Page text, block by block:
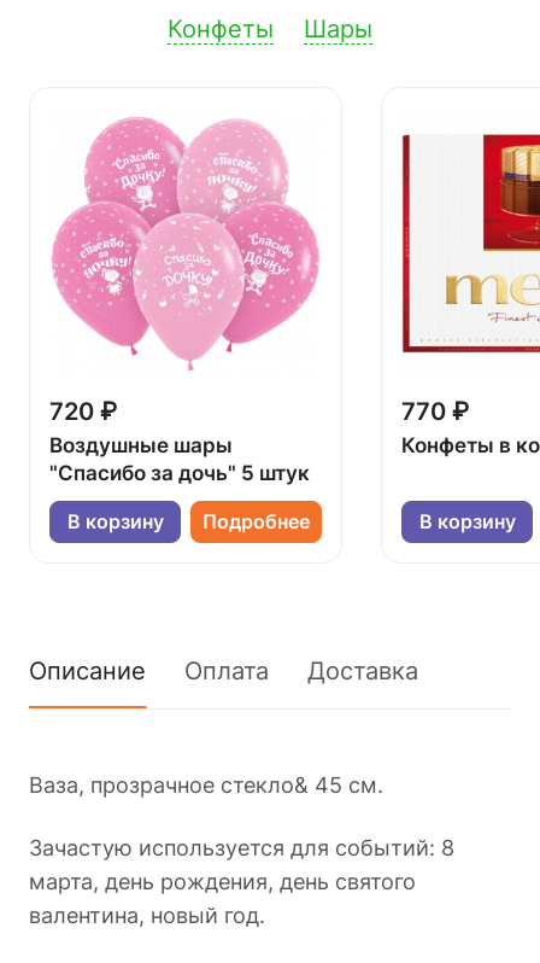
Конфеты Шары
720 ₽
Воздушные шары
"Спасибо за дочь" 5 штук
В корзину Подробнее
770 ₽
Конфеты в
В корзину
Описание Оплата Доставка
Ваза, прозрачное стекло& 45 см.
Зачастую используется для событий: 8
марта, день рождения, день святого
валентина, новый год.